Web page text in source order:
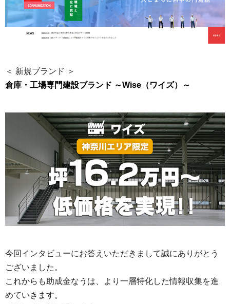
＜ 新規ブランド ＞
倉庫・工場専門建設ブランド ～Wise（ワイズ）～
今回インタビューにお答えいただきまして誠にありがとう
ございました。
これからも助成金なうは、より一層特化した情報収集を進
めていきます。